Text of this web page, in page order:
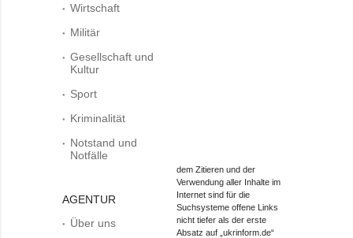
Wirtschaft
Militär
Gesellschaft und
Kultur
Sport
Kriminalität
Notstand und
Notfälle
AGENTUR
Über uns
dem Zitieren und der
Verwendung aller Inhalte im
Internet sind für die
Suchsysteme offene Links
nicht tiefer als der erste
Absatz auf „ukrinform.de“